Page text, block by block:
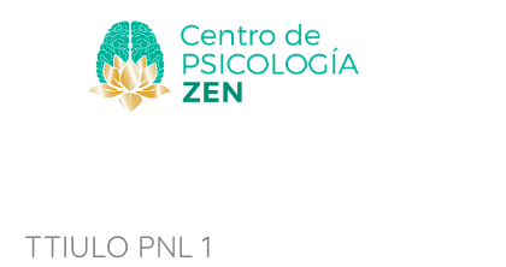
contenido
TTIULO PNL 1